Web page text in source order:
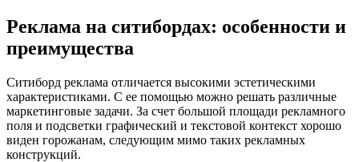
Реклама на ситибордах: особенности и
преимущества
Ситиборд реклама отличается высокими эстетическими
характеристиками. С ее помощью можно решать различные
маркетинговые задачи. За счет большой площади рекламного
поля и подсветки графический и текстовой контекст хорошо
виден горожанам, следующим мимо таких рекламных
конструкций.